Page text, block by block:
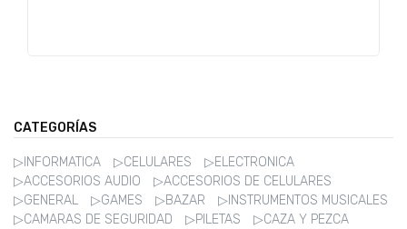
CATEGORÍAS
▷INFORMATICA ▷CELULARES
▷ELECTRONICA
▷ACCESORIOS AUDIO
▷ACCESORIOS DE CELULARES
▷GENERAL
▷GAMES ▷BAZAR
▷INSTRUMENTOS MUSICALES
▷CAMARAS DE SEGURIDAD
▷PILETAS
▷CAZA Y PEZCA